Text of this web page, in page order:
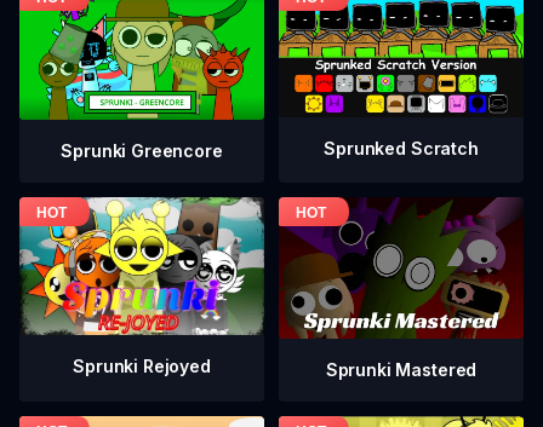
Sprunki Greencore Sprunked Scratch
Sprunki Rejoyed Sprunki Mastered